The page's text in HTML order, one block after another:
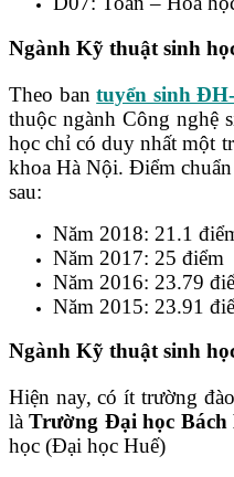
Ngành Kỹ thuật sinh
Theo bantuyển sinh
thuộc ngành Công nghệ
học chỉ có duy nhất một
khoa Hà Nội. Điểm
sau:
Năm 2018: 21.1
Năm 2017: 25 điểm
Năm 2016: 23.79
Năm 2015: 23.91
Ngành Kỹ thuật sinh
Hiện nay, có ít trường
làTrường Đại học Bách
học (Đại học Huế)